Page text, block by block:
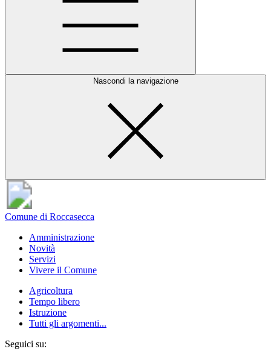
Nascondi la navigazione
Comune di Roccasecca
Amministrazione
Novità
Servizi
Vivere il Comune
Agricoltura
Tempo libero
Istruzione
Tutti gli argomenti...
Seguici su: